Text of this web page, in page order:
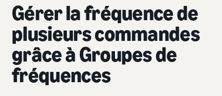
Gérer la fréquence de
plusieurs commandes
grâce à Groupes de
fréquences